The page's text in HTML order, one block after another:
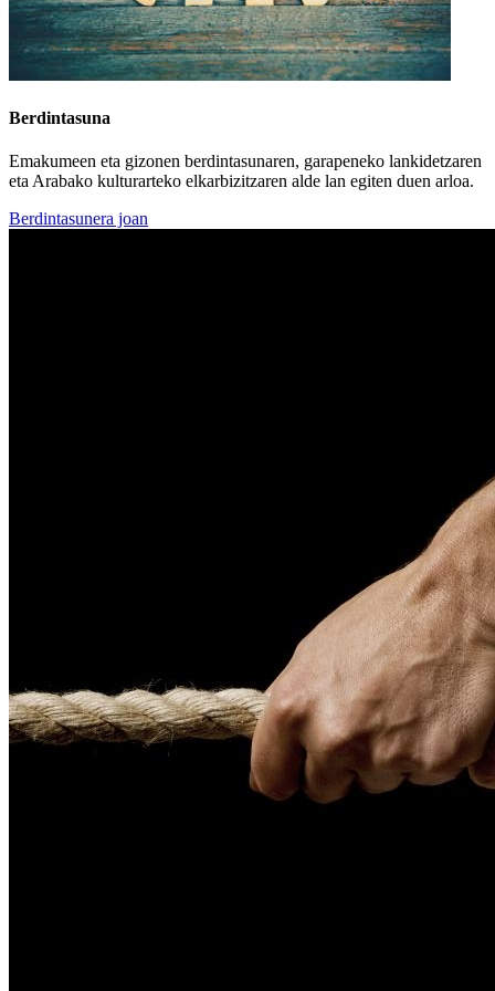
Berdintasuna
Emakumeen eta gizonen berdintasunaren, garapeneko lankidetzaren
eta Arabako kulturarteko elkarbizitzaren alde lan egiten duen arloa.
Berdintasunera joan